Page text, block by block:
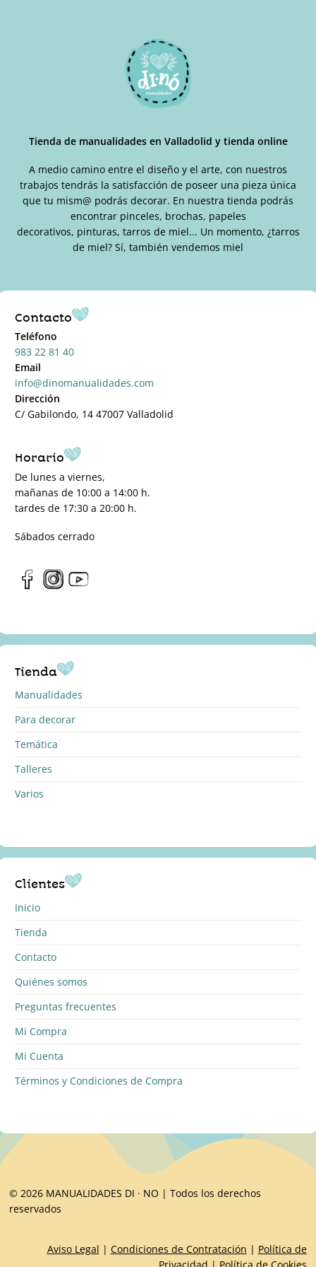
Tienda de manualidades en Valladolid y tienda online
A medio camino entre el diseño y el arte, con nuestros
trabajos tendrás la satisfacción de poseer una pieza única
que tu mism@ podrás decorar. En nuestra tienda podrás
encontrar pinceles, brochas, papeles
decorativos, pinturas, tarros de miel... Un momento, ¿tarros
de miel? Sí, también vendemos miel
Contacto
Teléfono
983 22 81 40
Email
info@dinomanualidades.com
Dirección
C/ Gabilondo, 14 47007 Valladolid
Horario
De lunes a viernes,
mañanas de 10:00 a 14:00 h.
tardes de 17:30 a 20:00 h.
Sábados cerrado
Tienda
Manualidades
Para decorar
Temática
Talleres
Varios
Clientes
Inicio
Tienda
Contacto
Quiénes somos
Preguntas frecuentes
Mi Compra
Mi Cuenta
Términos y Condiciones de Compra
© 2026 MANUALIDADES DI · NO | Todos los derechos
reservados
Aviso Legal | Condiciones de Contratación | Política de